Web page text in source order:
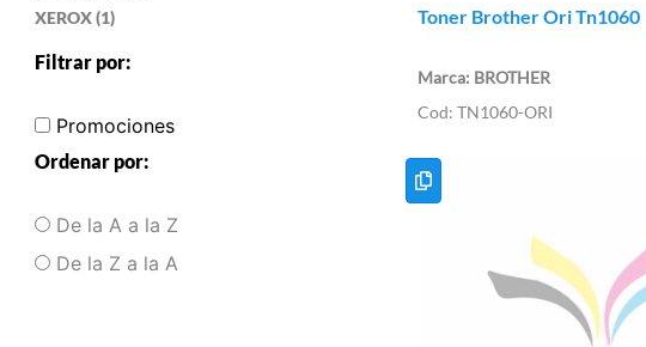
XEROX (1)
Filtrar por:
Promociones
Ordenar por:
De la A a la Z
De la Z a la A
Toner Brother Ori Tn1060
BROTHER
TN1060-ORI